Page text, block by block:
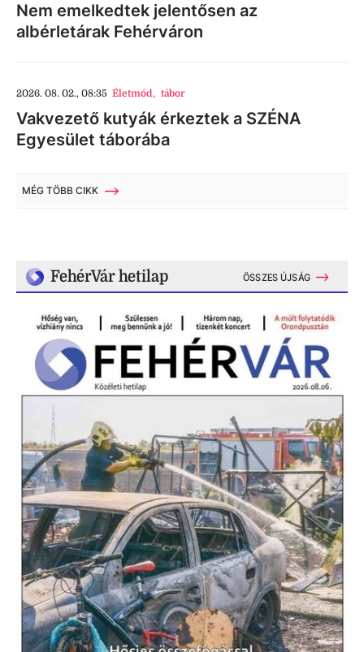
Nem emelkedtek jelentősen az
albérletárak Fehérváron
2026. 08. 02., 08:35 Életmód, tábor
Vakvezető kutyák érkeztek a SZÉNA
Egyesület táborába
MÉG TÖBB CIKK
FehérVár hetilap ÖSSZES ÚJSÁG